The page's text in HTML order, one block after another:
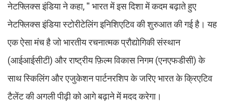
नेटफ्लिक्स इंडिया ने कहा, '' भारत में इस दिशा में कदम बढ़ाते हुए
नेटफ्लिक्स इंडिया स्टोरीटेलिंग इनिशिएटिव की शुरुआत की गई है। यह
एक ऐसा मंच है जो भारतीय रचनात्मक प्रौद्योगिकी संस्थान
(आईआईसीटी) और राष्ट्रीय फ़िल्म विकास निगम (एनएफडीसी) के
साथ स्किलिंग और एजुकेशन पार्टनरशिप के जरिए भारत के क्रिएटिव
टैलेंट की अगली पीढ़ी को आगे बढ़ाने में मदद करेगा।